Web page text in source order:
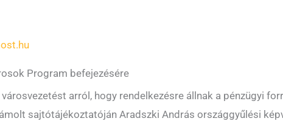
Program befejezésére
arról, hogy rendelkezésre állnak a pénzügyi
sajtótájékoztatóján Aradszki András országgyűlési